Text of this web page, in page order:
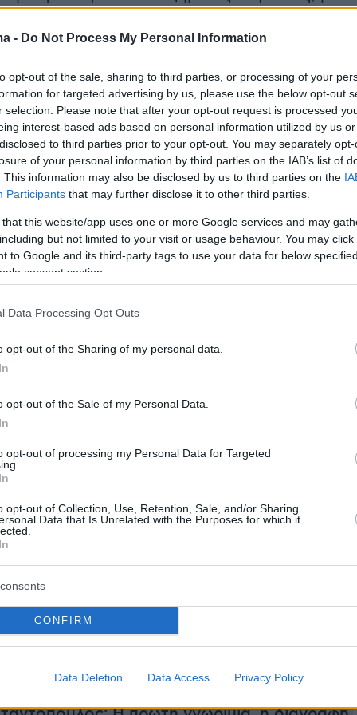
- Do Not Process My Personal Information
opt-out of the sale, sharing to third parties, or processing of your
for targeted advertising by us, please use the below opt-out
selection. Please note that after your opt-out request is processed
interest-based ads based on personal information utilized by us
to third parties prior to your opt-out. You may separately
of your personal information by third parties on the IAB’s list of
This information may also be disclosed by us to third parties on the
Participants that may further disclose it to other third parties.
that this website/app uses one or more Google services and may
but not limited to your visit or usage behaviour. You may
to Google and its third-party tags to use your data for below
consent section.
Data Processing Opt Outs
opt-out of the Sharing of my personal data.
opt-out of the Sale of my Personal Data.
opt-out of processing my Personal Data for Targeted
opt-out of Collection, Use, Retention, Sale, and/or Sharing
Data that Is Unrelated with the Purposes for which it
CONFIRM
Data Deletion Data Access Privacy Policy
στα βόρεια ορεινά. Οι άνεμοι νότιοι
7 μποφόρ.Η θερμοκρασία σε σχετικά
εποχή επίπεδα, θα φτάσει στα βόρεια τους
στην υπόλοιπη χώρα έως 18 με 20 και
21 βαθμούς.
προβλέπονται παροδικές νεφώσεις, με μικρή
πρόσκαιρης βροχής. Οι άνεμοι νότιοι
4 με 5 μποφόρ, η θερμοκρασία έως 19
προβλέπονται παροδικές νεφώσεις με
έως 15 βαθμούς.
v-d67rw9yk1te9)
τις σημαντικότερες εγκαταστάσεις
της Συρίας - Ισχυρές εκρήξεις σήμερα στη